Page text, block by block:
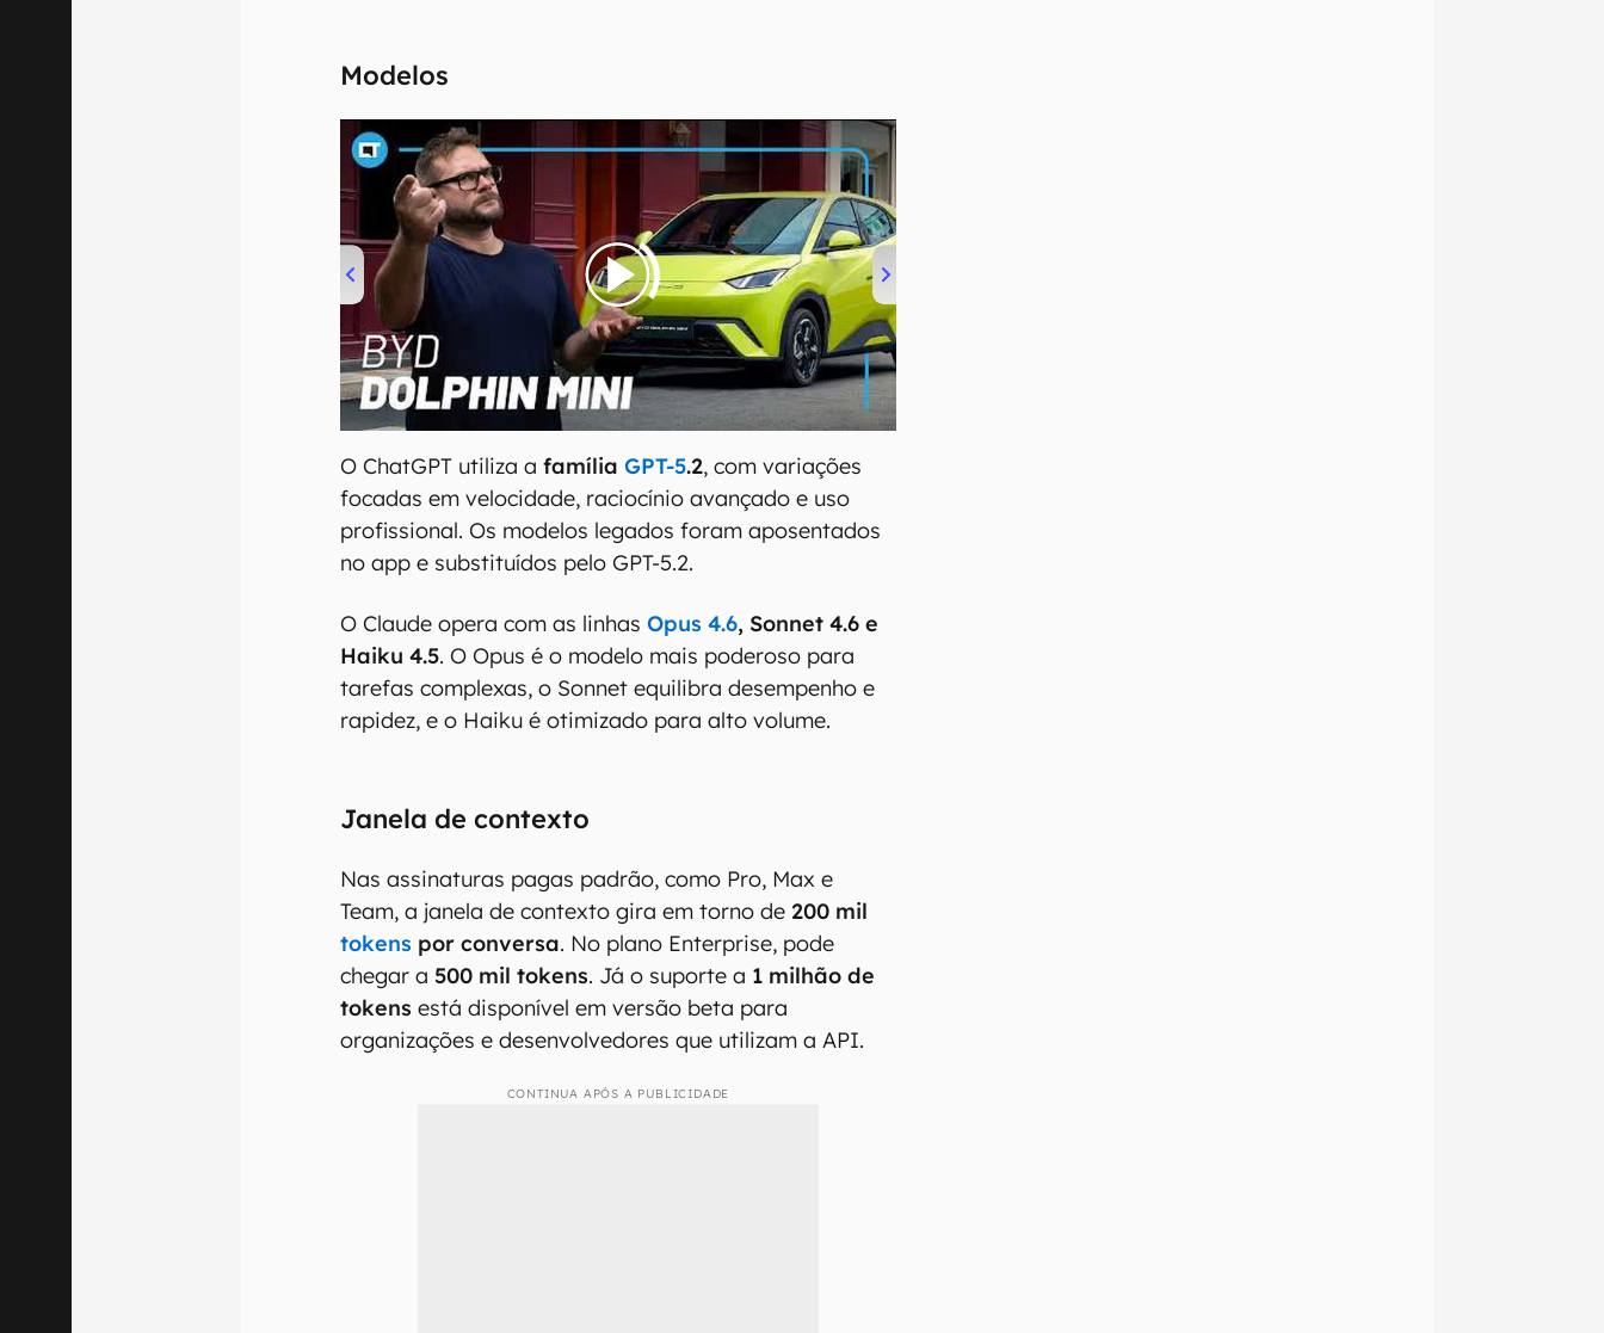
Modelos
00:00/04:07
O ChatGPT utiliza afamíliaGPT-5.2, com variações
focadas em velocidade, raciocínio avançado e uso
profissional. Os modelos legados foram aposentados
no app e substituídos pelo GPT-5.2.
O Claude opera com as linhasOpus 4.6, Sonnet 4.6 e
Haiku 4.5. O Opus é o modelo mais poderoso para
tarefas complexas, o Sonnet equilibra desempenho e
rapidez, e o Haiku é otimizado para alto volume.
Janela de contexto
Nas assinaturas pagas padrão, como Pro, Max e
Team, a janela de contexto gira em torno de 200 mil
tokens por conversa. No plano Enterprise, pode
chegar a 500 mil tokens. Já o suporte a 1 milhão de
tokens está disponível em versão beta para
organizações e desenvolvedores que utilizam a API.
CONTINUA APÓS A PUBLICIDADE